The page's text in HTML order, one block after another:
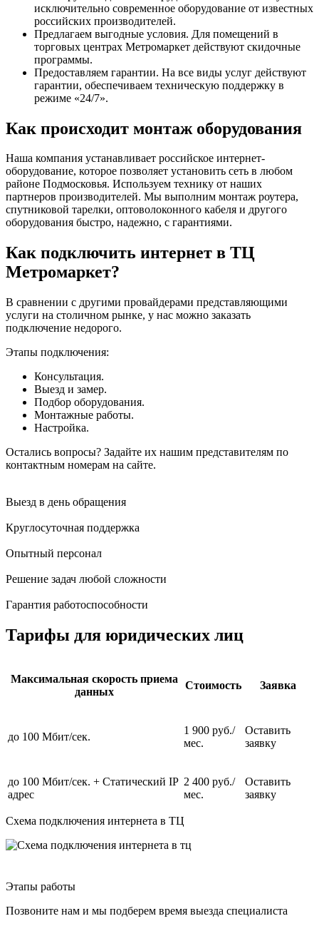
исключительно современное оборудование от известных
российских производителей.
Предлагаем выгодные условия. Для помещений в
торговых центрах Метромаркет действуют скидочные
программы.
Предоставляем гарантии. На все виды услуг действуют
гарантии, обеспечиваем техническую поддержку в
режиме «24/7».
Как происходит монтаж оборудования
Наша компания устанавливает российское интернет-
оборудование, которое позволяет установить сеть в любом
районе Подмосковья. Используем технику от наших
партнеров производителей. Мы выполним монтаж роутера,
спутниковой тарелки, оптоволоконного кабеля и другого
оборудования быстро, надежно, с гарантиями.
Как подключить интернет в ТЦ
Метромаркет?
В сравнении с другими провайдерами представляющими
услуги на столичном рынке, у нас можно заказать
подключение недорого.
Этапы подключения:
Консультация.
Выезд и замер.
Подбор оборудования.
Монтажные работы.
Настройка.
Остались вопросы? Задайте их нашим представителям по
контактным номерам на сайте.
Выезд в день обращения
Круглосуточная поддержка
Опытный персонал
Решение задач любой сложности
Гарантия работоспособности
Тарифы для юридических лиц
Максимальная скорость приема
данных
Стоимость Заявка
до 100 Мбит/сек.
1 900 руб./
мес.
Оставить
заявку
до 100 Мбит/сек. + Статический IP
адрес
2 400 руб./
мес.
Оставить
заявку
Схема подключения интернета в ТЦ
Этапы работы
Позвоните нам и мы подберем время выезда специалиста